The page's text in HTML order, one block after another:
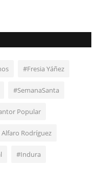
#Fresia Yáñez
#SemanaSanta
Popular
Rodríguez
#Indura